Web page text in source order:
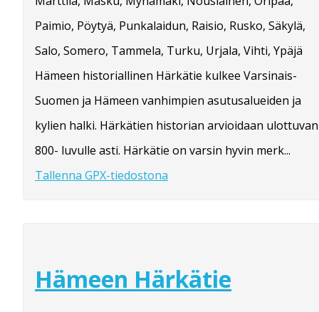
Paimio, Pöytyä, Punkalaidun, Raisio, Rusko, Säkylä,
Salo, Somero, Tammela, Turku, Urjala, Vihti, Ypäjä
Hämeen historiallinen Härkätie kulkee Varsinais-
Suomen ja Hämeen vanhimpien asutusalueiden ja
kylien halki. Härkätien historian arvioidaan ulottuvan
800- luvulle asti. Härkätie on varsin hyvin merk...
Tallenna GPX-tiedostona
Hämeen Härkätie